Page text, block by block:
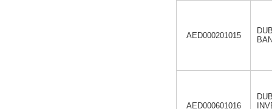
AED000201015
AED000601016